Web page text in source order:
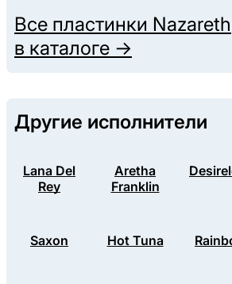
Все пластинки Nazareth
в каталоге →
Другие исполнители
Lana Del
Rey
Aretha
Franklin
Saxon Hot Tuna